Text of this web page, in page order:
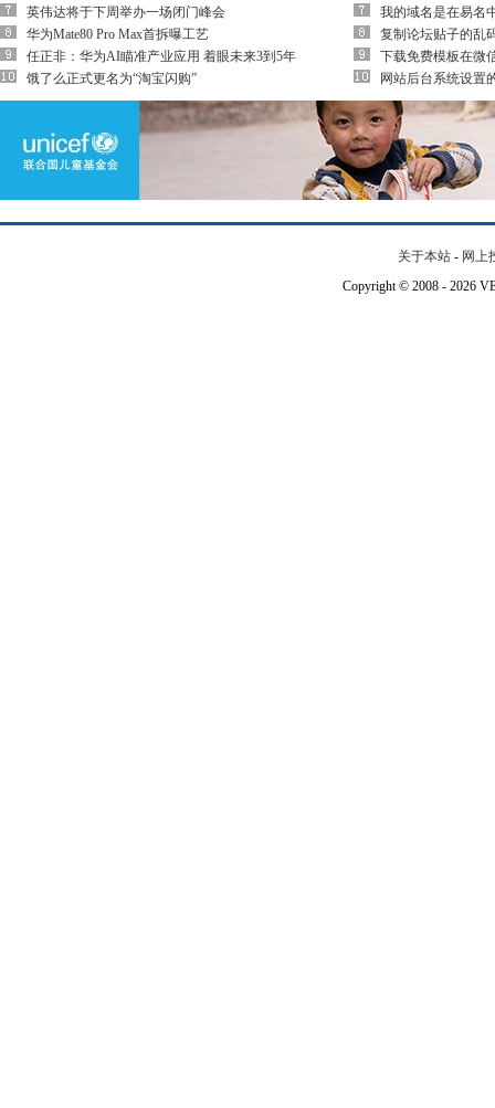
英伟达将于下周举办一场闭门峰会
华为Mate80 Pro Max首拆曝工艺
任正非：华为AI瞄准产业应用 着眼未来3到5年
饿了么正式更名为“淘宝闪购”
我的域名是在易名
复制论坛贴子的乱
下载免费模板在微
网站后台系统设置
关于本站 - 网上
Copyright © 2008 - 2026